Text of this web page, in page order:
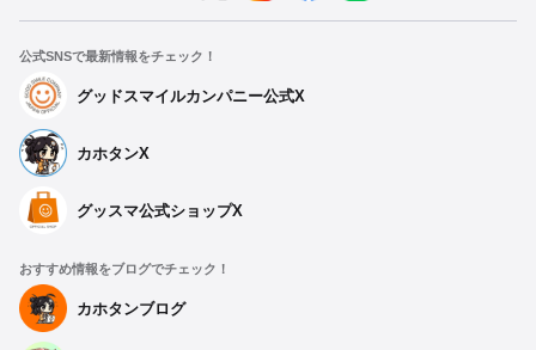
公式SNSで最新情報をチェック！
グッドスマイルカンパニー公式X
カホタンX
グッスマ公式ショップX
おすすめ情報をブログでチェック！
カホタンブログ